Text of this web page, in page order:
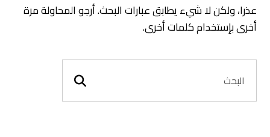
عذرا، ولكن لا شيء يطابق عبارات البحث. أرجو المحاولة مرة
أخرى بإستخدام كلمات أخرى.